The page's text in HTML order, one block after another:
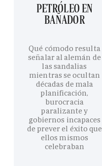
PETRÓLEO EN
BAÑADOR
Qué cómodo resulta
señalar al alemán de
las sandalias
mientras se ocultan
décadas de mala
planificación,
burocracia
paralizante y
gobiernos incapaces
de prever el éxito que
ellos mismos
celebraban